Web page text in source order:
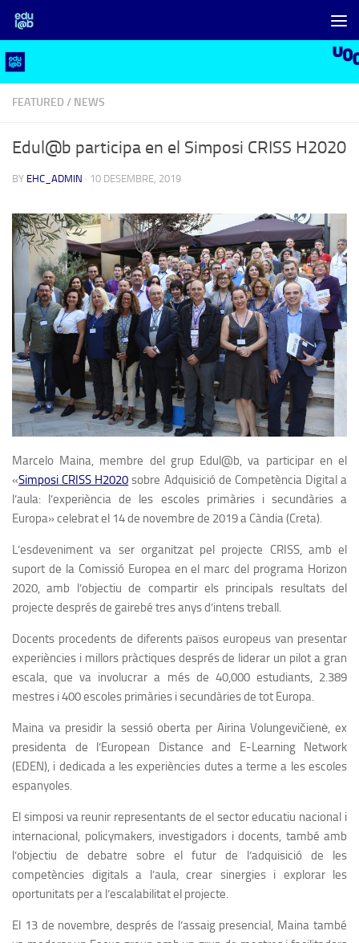
Skip to content
FEATURED / NEWS
Edul@b participa en el Simposi CRISS H2020
BY EHC_ADMIN · 10 DESEMBRE, 2019
Marcelo Maina, membre del grup Edul@b, va participar en el
«Simposi CRISS H2020 sobre Adquisició de Competència Digital a
l’aula: l’experiència de les escoles primàries i secundàries a
Europa» celebrat el 14 de novembre de 2019 a Càndia (Creta).
L’esdeveniment va ser organitzat pel projecte CRISS, amb el
suport de la Comissió Europea en el marc del programa Horizon
2020, amb l’objectiu de compartir els principals resultats del
projecte després de gairebé tres anys d’intens treball.
Docents procedents de diferents països europeus van presentar
experiències i millors pràctiques després de liderar un pilot a gran
escala, que va involucrar a més de 40,000 estudiants, 2.389
mestres i 400 escoles primàries i secundàries de tot Europa.
Maina va presidir la sessió oberta per Airina Volungevičienė, ex
presidenta de l’European Distance and E-Learning Network
(EDEN), i dedicada a les experiències dutes a terme a les escoles
espanyoles.
El simposi va reunir representants de el sector educatiu nacional i
internacional, policymakers, investigadors i docents, també amb
l’objectiu de debatre sobre el futur de l’adquisició de les
competències digitals a l’aula, crear sinergies i explorar les
oportunitats per a l’escalabilitat el projecte.
El 13 de novembre, després de l’assaig presencial, Maina també